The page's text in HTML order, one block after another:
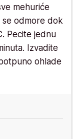
mehuriće
se odmore dok
Pecite jednu
Izvadite
ohlade